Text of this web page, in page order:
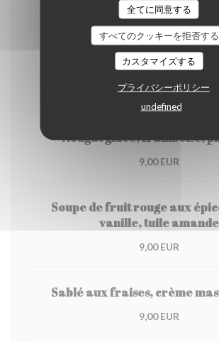
全てに同意する
すべてのクッキーを拒否する
カスタマイズする
プライバシーポリシー
undefined
Café gourmand du
9,00 EUR
Nougat glacé, framboise,
9,00 EUR
Soupe de fruit rouge aux
vanille, tuile amande
9,00 EUR
Sablé aux fraises, crème
9,00 EUR